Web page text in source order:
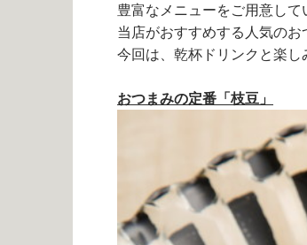
豊富なメニューをご用意し
当店がおすすめする人気の
今回は、乾杯ドリンクと楽し
おつまみの定番「枝豆」